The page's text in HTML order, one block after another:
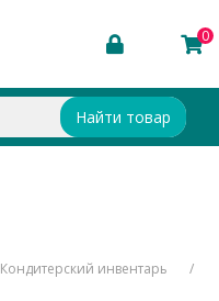
0
Найти товар
Кондитерский инвентарь